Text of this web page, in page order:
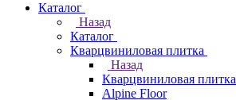
Каталог
Назад
Каталог
Кварцвиниловая плитка
Назад
Кварцвиниловая плитка
Alpine Floor